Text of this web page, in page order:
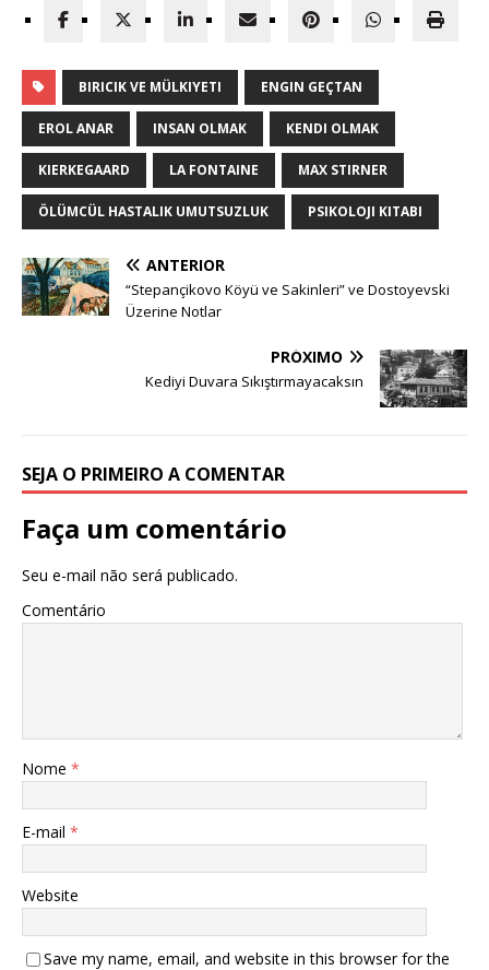
BIRICIK VE MÜLKIYETI ENGIN GEÇTAN
EROL ANAR INSAN OLMAK KENDI OLMAK
KIERKEGAARD LA FONTAINE MAX STIRNER
ÖLÜMCÜL HASTALIK UMUTSUZLUK PSIKOLOJI KITABI
ANTERIOR
“Stepançikovo Köyü ve Sakinleri” ve Dostoyevski
Üzerine Notlar
PRÓXIMO
Kediyi Duvara Sıkıştırmayacaksın
SEJA O PRIMEIRO A COMENTAR
Faça um comentário
Seu e-mail não será publicado.
Comentário
Nome *
E-mail *
Website
Save my name, email, and website in this browser for the